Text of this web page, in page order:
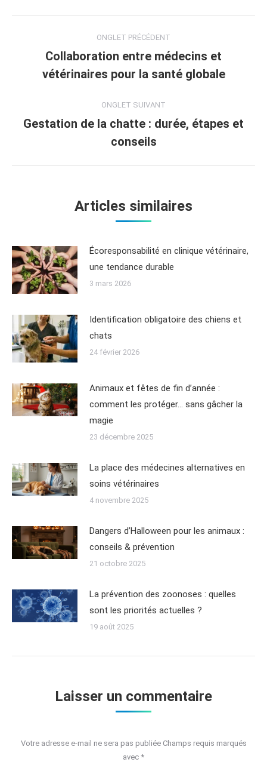
ONGLET PRÉCÉDENT
Collaboration entre médecins et
vétérinaires pour la santé globale
ONGLET SUIVANT
Gestation de la chatte : durée, étapes et
conseils
Articles similaires
Écoresponsabilité en clinique vétérinaire,
une tendance durable
3 mars 2026
Identification obligatoire des chiens et
chats
24 février 2026
Animaux et fêtes de fin d’année :
comment les protéger… sans gâcher la
magie
23 décembre 2025
La place des médecines alternatives en
soins vétérinaires
4 novembre 2025
Dangers d’Halloween pour les animaux :
conseils & prévention
21 octobre 2025
La prévention des zoonoses : quelles
sont les priorités actuelles ?
19 août 2025
Laisser un commentaire
Votre adresse e-mail ne sera pas publiée Champs requis marqués
avec *